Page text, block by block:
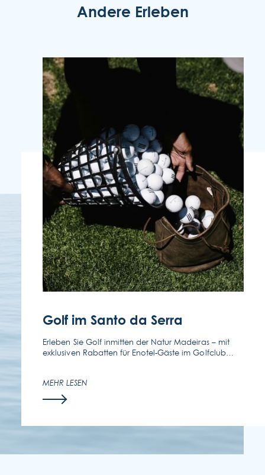
Rua Simplício dos Passos Gouveia, 29.
9004-576 Funchal
Região Autónoma da Madeira - Portugal
COOKIES
FOLGEN SIE UNS
KONTAKTIEREN SIE UNS
(351) 291 702 003
Andere Erleben
Golf im Santo da Serra
Erleben Sie Golf inmitten der Natur Madeiras – mit
exklusiven Rabatten für Enotel-Gäste im Golfclub
MEHR LESEN